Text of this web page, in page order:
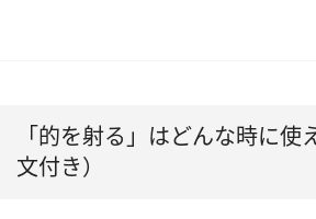
「的を射る」はどんな時に使
文付き）